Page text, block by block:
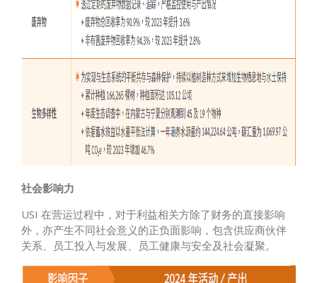
社会影响力
USI 在营运过程中，对于利益相关方除了财务的直接影响
外，亦产生不同社会意义的正负面影响，包含供应商伙伴
关系、员工投入与发展、员工健康与安全及社会凝聚。